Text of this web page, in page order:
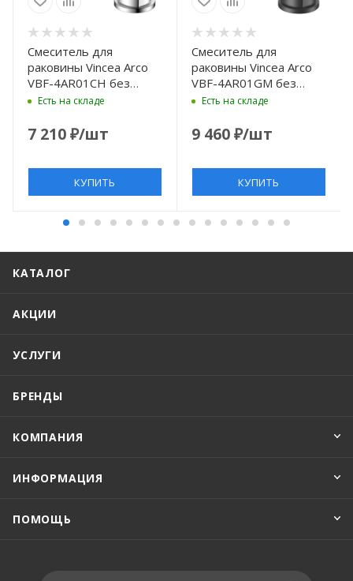
Смеситель для
раковины Vincea Arco
VBF-4AR01CH без
донного клапана, хром
Есть на складе
7 210₽/шт
КУПИТЬ
Смеситель для
раковины Vincea Arco
VBF-4AR01GM без
донного клапана,
Есть на складе
9 460₽/шт
КУПИТЬ
КАТАЛОГ
АКЦИИ
УСЛУГИ
БРЕНДЫ
КОМПАНИЯ
ИНФОРМАЦИЯ
ПОМОЩЬ